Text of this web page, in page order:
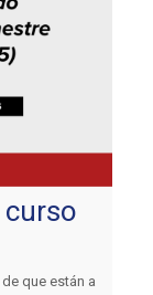
curso
que están a